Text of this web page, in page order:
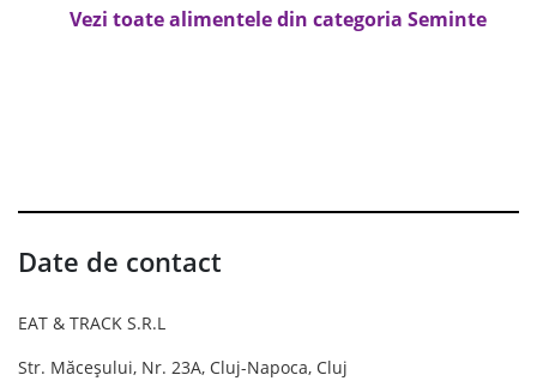
Vezi toate alimentele din categoria Seminte
Date de contact
EAT & TRACK S.R.L
Str. Măceșului, Nr. 23A, Cluj-Napoca, Cluj